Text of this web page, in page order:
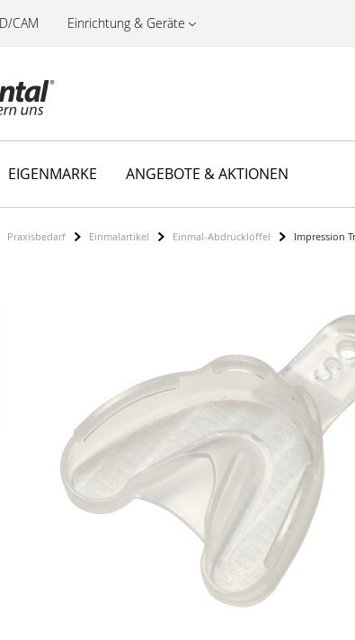
CAM Einrichtung & Geräte
EIGENMARKE ANGEBOTE & AKTIONEN
Praxisbedarf Einmalartikel Einmal-Abdrucklöffel Impression